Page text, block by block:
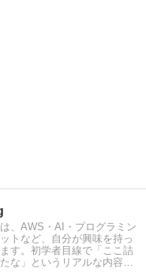
、AWS・AI・プログラミン
トなど、自分が興味を持っ
す。初学者目線で「ここ詰
な」というリアルな内容を